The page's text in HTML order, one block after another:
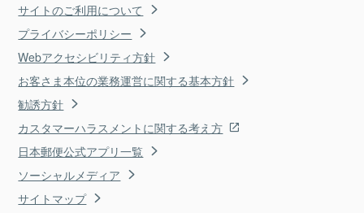
サイトのご利用について
プライバシーポリシー
Webアクセシビリティ方針
お客さま本位の業務運営に関する基本方針
勧誘方針
カスタマーハラスメントに関する考え方
日本郵便公式アプリ一覧
ソーシャルメディア
サイトマップ